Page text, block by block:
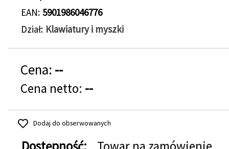
EAN 5901986046776
Dział Klawiatury i myszki
Cena: --
Cena netto: --
Dodaj do obserwowanych